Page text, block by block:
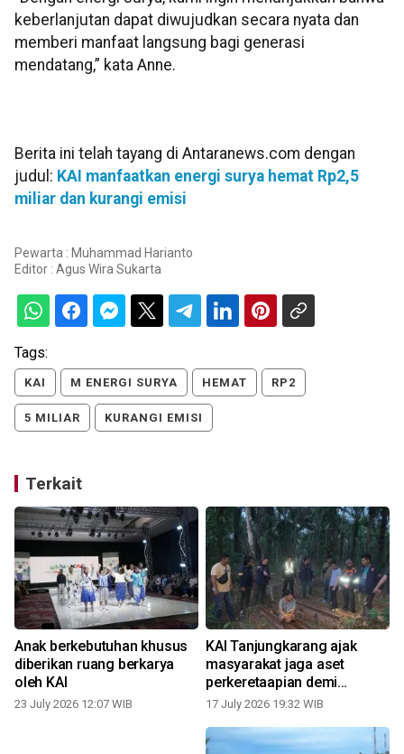
keberlanjutan dapat diwujudkan secara nyata dan
memberi manfaat langsung bagi generasi
mendatang,” kata Anne.
Berita ini telah tayang di Antaranews.com dengan
judul: KAI manfaatkan energi surya hemat Rp2,5
miliar dan kurangi emisi
Pewarta : Muhammad Harianto
Editor : Agus Wira Sukarta
Tags:
KAI M ENERGI SURYA HEMAT RP2
5 MILIAR KURANGI EMISI
Terkait
Anak berkebutuhan khusus
diberikan ruang berkarya
oleh KAI
23 July 2026 12:07 WIB
KAI Tanjungkarang ajak
masyarakat jaga aset
perkeretaapian demi
keamanan
17 July 2026 19:32 WIB